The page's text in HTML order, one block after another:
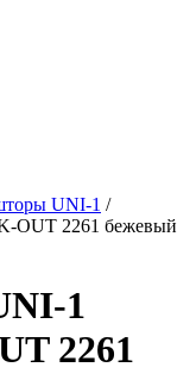
UNI-1 /
2261 бежевый
1
2261